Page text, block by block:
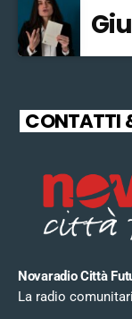
CONTATTI
Novaradio Città
La radio